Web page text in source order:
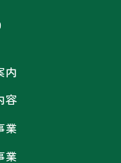
内
容
業
業